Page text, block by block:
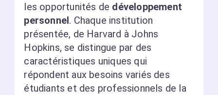
les opportunités de développement
personnel. Chaque institution
présentée, de Harvard à Johns
Hopkins, se distingue par des
caractéristiques uniques qui
répondent aux besoins variés des
étudiants et des professionnels de la